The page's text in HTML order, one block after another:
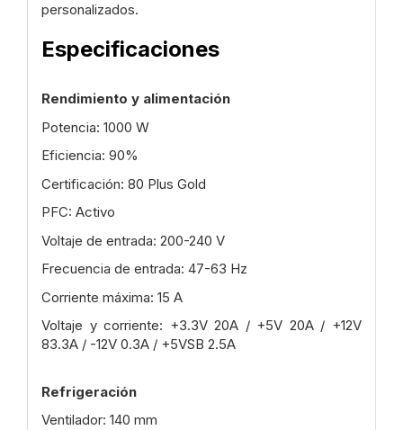
personalizados.
Especificaciones
Rendimiento y alimentación
Potencia: 1000 W
Eficiencia: 90%
Certificación: 80 Plus Gold
PFC: Activo
Voltaje de entrada: 200-240 V
Frecuencia de entrada: 47-63 Hz
Corriente máxima: 15 A
Voltaje y corriente: +3.3V 20A / +5V 20A / +12V
83.3A / -12V 0.3A / +5VSB 2.5A
Refrigeración
Ventilador: 140 mm